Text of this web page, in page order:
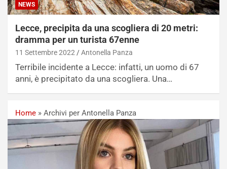
NEWS
Lecce, precipita da una scogliera di 20 metri:
dramma per un turista 67enne
11 Settembre 2022 Antonella Panza
Terribile incidente a Lecce: infatti, un uomo di 67
anni, è precipitato da una scogliera. Una…
Home » Archivi per Antonella Panza